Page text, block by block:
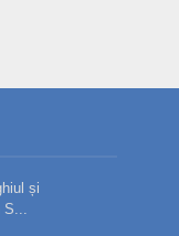
și
S...